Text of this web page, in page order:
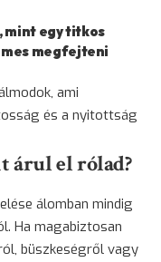
mint egy titkos
megfejteni
ami
és a nyitottság
árul el rólad?
álomban mindig
Ha magabiztosan
büszkeségről vagy